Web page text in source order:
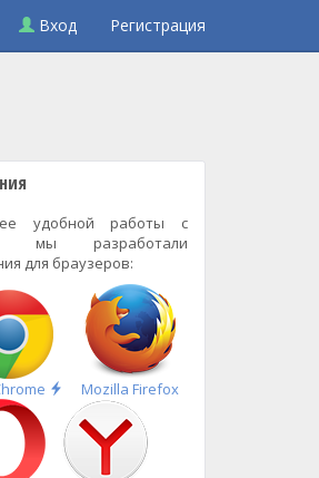
Вход Регистрация
удобной работы с
мы разработали
для браузеров:
Быстрая
установка
Mozilla Firefox